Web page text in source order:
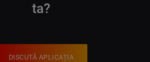
ta?
DISCUTĂ APLICAȚIA